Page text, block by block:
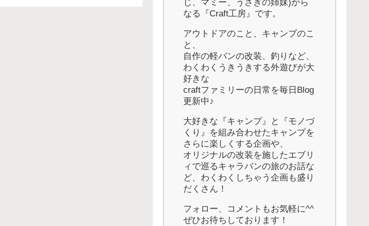
じ、マミー、うさぎの姉妹)から
なる『Craft工房』です。
アウトドアのこと、キャンプのこ
と、
自作の軽バンの改装、釣りなど、
わくわくうきうきする外遊びが大
好きな
craftファミリーの日常を毎日Blog
更新中♪
大好きな『キャンプ』と『モノづ
くり』を組み合わせたキャンプを
さらに楽しくする企画や、
オリジナルの改装を施したエブリ
ィで巡るキャラバンの旅のお話な
ど、わくわくしちゃう企画も盛り
だくさん！
フォロー、コメントもお気軽に^^
ぜひお待ちしております！